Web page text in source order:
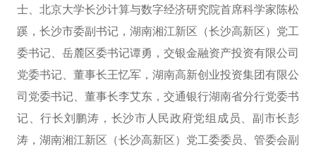
士、北京大学长沙计算与数字经济研究院首席科学家陈松
蹊，长沙市委副书记，湖南湘江新区（长沙高新区）党工
委书记、岳麓区委书记谭勇，交银金融资产投资有限公司
党委书记、董事长王忆军，湖南高新创业投资集团有限公
司党委书记、董事长李艾东，交通银行湖南省分行党委书
记、行长刘鹏涛，长沙市人民政府党组成员、副市长彭
涛，湖南湘江新区（长沙高新区）党工委委员、管委会副